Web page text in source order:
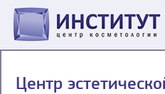
Центр